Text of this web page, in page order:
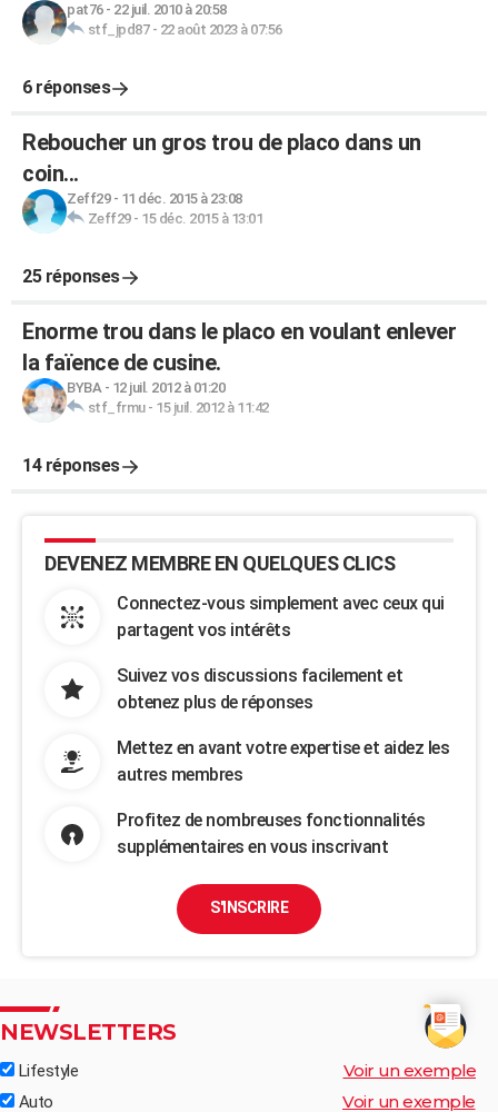
pat76- 22 juil. 2010 à 20:58
stf_jpd87- 22 août 2023 à 07:56
6 réponses
Reboucher un gros trou de placo dans un
coin...
Zeff29- 11 déc. 2015 à 23:08
Zeff29- 15 déc. 2015 à 13:01
25 réponses
Enorme trou dans le placo en voulant enlever
la faïence de cusine.
BYBA- 12 juil. 2012 à 01:20
stf_frmu- 15 juil. 2012 à 11:42
14 réponses
DEVENEZ MEMBRE EN QUELQUES CLICS
Connectez-vous simplement avec ceux qui
partagent vos intérêts
Suivez vos discussions facilement et
obtenez plus de réponses
Mettez en avant votre expertise et aidez les
autres membres
Profitez de nombreuses fonctionnalités
supplémentaires en vous inscrivant
S'INSCRIRE
NEWSLETTERS
Lifestyle Voir un exemple
Auto Voir un exemple